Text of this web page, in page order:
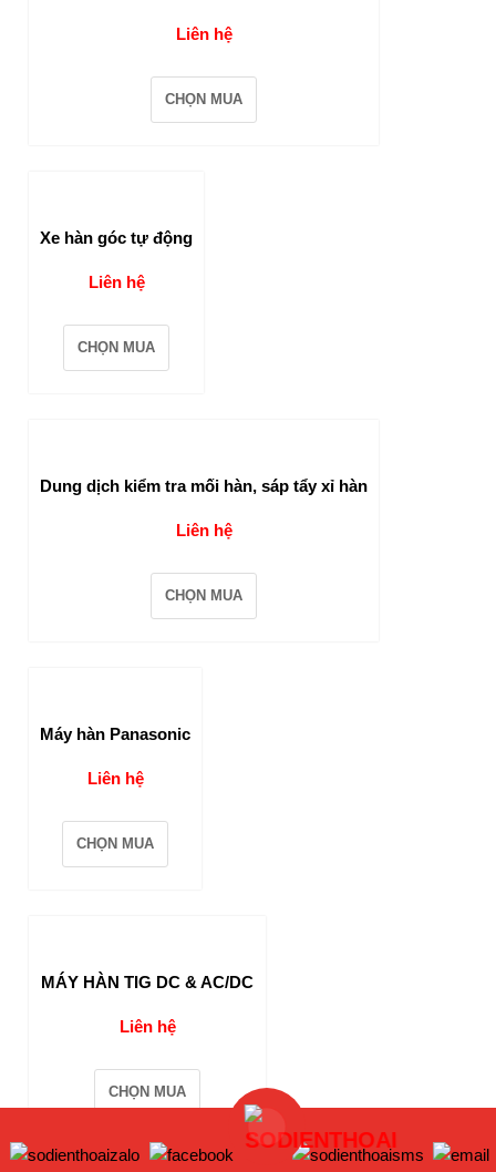
Liên hệ
CHỌN MUA
Xe hàn góc tự động
Liên hệ
CHỌN MUA
Dung dịch kiểm tra mối hàn, sáp tẩy xỉ hàn
Liên hệ
CHỌN MUA
Máy hàn Panasonic
Liên hệ
CHỌN MUA
MÁY HÀN TIG DC & AC/DC
Liên hệ
CHỌN MUA